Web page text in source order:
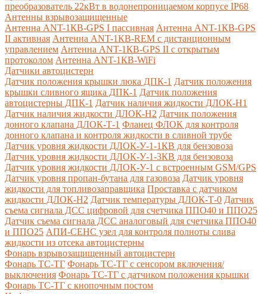
преобразователь 22кВт в водонепроницаемом корпусе IP68
Антенны взрывозащищенные
Антенна ANT-1КВ-GPS I пассивная Антенна ANT-1КВ-GPS
II активная Антенна ANT-1КВ-REM c дистанционным
управлением Антенна ANT-1КВ-GPS II с открытым
протоколом Антенна ANT-1КВ-WiFi
Датчики автоцистерн
Датчик положения крышки люка ДПК-1 Датчик положения
крышки сливного ящика ДПК-1 Датчик положения
автоцистерны ДПК-1 Датчик наличия жидкости ДЛОК-Н1
Датчик наличия жидкости ДЛОК-Н2 Датчик положения
донного клапана ДЛОК-Т-1 Фланец ФЛОК для контроля
донного клапана и контроля жидкости в сливной трубе
Датчик уровня жидкости ДЛОК-У-1-1КВ для бензовоза
Датчик уровня жидкости ДЛОК-У-1-3КВ для бензовоза
Датчик уровня жидкости ДЛОК-У-1 с встроенным GSM/GPS
Датчик уровня пропан-бутана для газовоза Датчик уровня
жидкости для топливозаправщика Проставка с датчиком
жидкости ДЛОК-Н2 Датчик температуры ДЛОК-Т-0 Датчик
съема сигнала ДСС цифровой для счетчика ППО40 и ППО25
Датчик съема сигнала ДСС аналоговый для счетчика ППО40
и ППО25 АПИ-СЕНС узел для контроля полноты слива
жидкости из отсека автоцистерны
Фонарь взрывозащищенный автоцистерн
Фонарь ТС-ТГ Фонарь ТС-ТГ с сенсором включения/
выключения Фонарь ТС-ТГ с датчиком положения крышки
Фонарь ТС-ТГ с кнопочным постом